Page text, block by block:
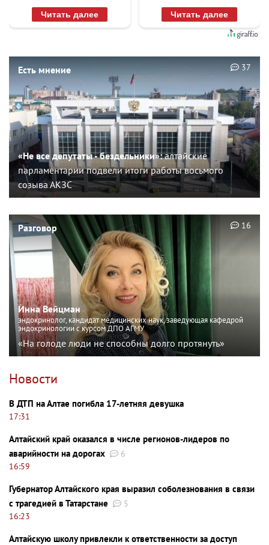
раз
Читать далее Читать далее
Есть мнение
«Не все депутаты - бездельники»:алтайские
парламентарии подвели итоги работы восьмого
созыва АКЗС
37
Разговор
Инна Вейцман
эндокринолог, кандидат медицинских наук, заведующая кафедрой
эндокринологии с курсом ДПО АГМУ
«На голоде люди не способны долго протянуть»
16
Новости
В ДТП на Алтае погибла 17-летняя девушка
17:31
Алтайский край оказался в числе регионов-лидеров по
аварийности на дорогах
6
16:59
Губернатор Алтайского края выразил соболезнования в связи
с трагедией в Татарстане
5
16:23
Алтайскую школу привлекли к ответственности за доступ